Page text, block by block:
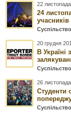
22
24
учасників
Суспільство
20 грудня
В Україні
Суспільство
26
Студенти
Суспільство